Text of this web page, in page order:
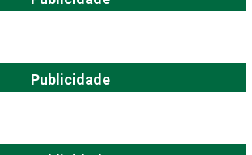
Publicidade